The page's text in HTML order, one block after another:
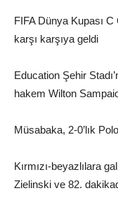
FIFA Dünya Kupası
karşı karşıya geldi
Education Şehir
hakem Wilton
Müsabaka, 2-0’lık
Kırmızı-beyazlılara
Zielinski ve 82.